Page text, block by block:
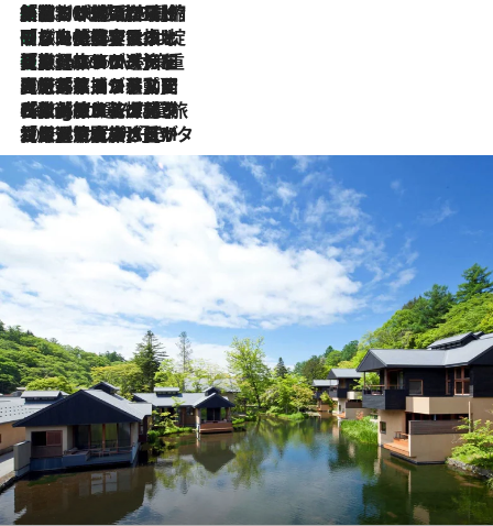
2026.8.6
「荷物が増えるほど旅ストレスは増す」美容ジャーナリストがたどり着いた最終結論。“化粧品を劇的に減らす”感動の凝縮美容とは
2026.8.6
「旅先には金髪ウィッグを持参」日本と同じメイクでは損してる!? 美容ジャーナリストが提案する“掟破りの旅美容”とは
2026.8.6
【厳選旅コスメ】「身軽さ＆UV対策重視！」ヘアアーティストshucoが選んだ夏旅ベストコスメを発表【Mサイズジップ】
2026.8.5
【厳選旅コスメ】国内をあちこち移動する河井菜摘が選んだ夏旅ベストコスメ発表！「リラックスアイテムはマスト」【Mサイズジップ】
2026.8.4
【厳選旅コスメ】「紫外線＆乾燥対策しながらメイク感も！」ヘア＆メイクGeorgeが選んだ夏旅ベストコスメを発表！【Mサイズジップ】
2026.8.3
【厳選旅コスメ】「保湿もタイパ重視！」“サウナ好き”タレント清水みさとが愛用する夏旅ベストコスメを発表！【Mサイズジップ】